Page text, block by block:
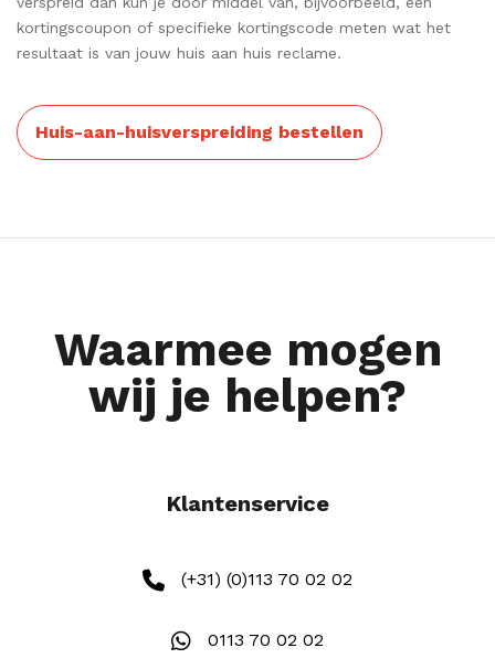
kortingscoupon of specifieke kortingscode meten wat het
resultaat is van jouw huis aan huis reclame.
Huis-aan-huisverspreiding bestellen
Waarmee mogen
wij je helpen?
Klantenservice
(+31) (0)113 70 02 02
0113 70 02 02